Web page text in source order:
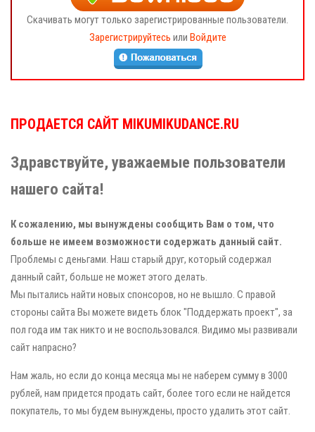
Скачивать могут только зарегистрированные пользователи.
Зарегистрируйтесь или Войдите
ПРОДАЕТСЯ САЙТ MIKUMIKUDANCE.RU
Здравствуйте, уважаемые пользователи
нашего сайта!
К сожалению, мы вынуждены сообщить Вам о том, что
больше не имеем возможности содержать данный сайт.
Проблемы с деньгами. Наш старый друг, который содержал
данный сайт, больше не может этого делать.
Мы пытались найти новых спонсоров, но не вышло. С правой
стороны сайта Вы можете видеть блок "Поддержать проект", за
пол года им так никто и не воспользовался. Видимо мы развивали
сайт напрасно?
Нам жаль, но если до конца месяца мы не наберем сумму в 3000
рублей, нам придется продать сайт, более того если не найдется
покупатель, то мы будем вынуждены, просто удалить этот сайт.